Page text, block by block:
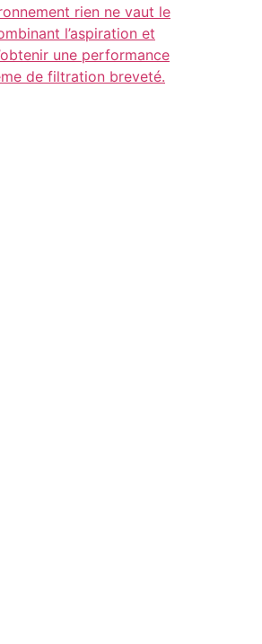
rien ne vaut le
l’aspiration et
une performance
de filtration breveté.